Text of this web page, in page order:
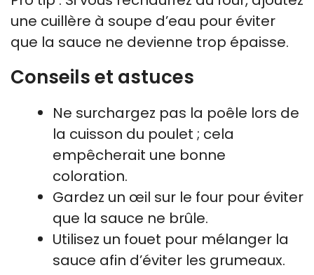
une cuillère à soupe d’eau pour éviter
que la sauce ne devienne trop épaisse.
Conseils et astuces
Ne surchargez pas la poêle lors de
la cuisson du poulet ; cela
empêcherait une bonne
coloration.
Gardez un œil sur le four pour éviter
que la sauce ne brûle.
Utilisez un fouet pour mélanger la
sauce afin d’éviter les grumeaux.